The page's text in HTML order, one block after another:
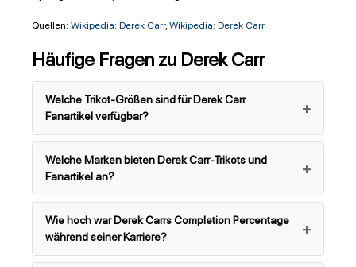
Quellen: Wikipedia: Derek Carr, Wikipedia: Derek Carr
Häufige Fragen zu Derek Carr
Welche Trikot-Größen sind für Derek Carr
Fanartikel verfügbar?
Welche Marken bieten Derek Carr-Trikots und
Fanartikel an?
Wie hoch war Derek Carrs Completion Percentage
während seiner Karriere?